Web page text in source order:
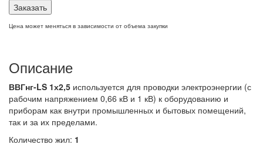
Заказать
Цена может меняться в зависимости от объема закупки
Описание
ВВГнг-LS 1х2,5 используется для проводки электроэнергии (с
рабочим напряжением 0,66 кВ и 1 кВ) к оборудованию и
приборам как внутри промышленных и бытовых помещений,
так и за их пределами.
Количество жил: 1